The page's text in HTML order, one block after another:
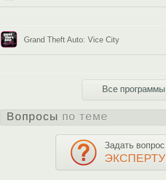
Grand Theft Auto: Vice City
Все программы
Вопросы по теме
Задать вопрос
ЭКСПЕРТУ